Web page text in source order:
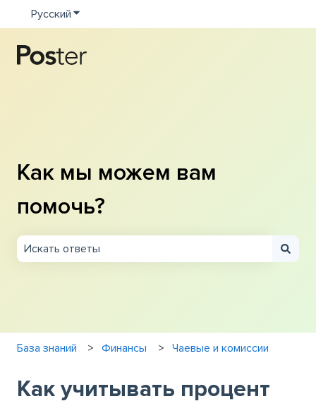
Русский Показать подменю для переводов
Как мы можем вам
помочь?
База знаний Финансы Чаевые и комиссии
Как учитывать процент